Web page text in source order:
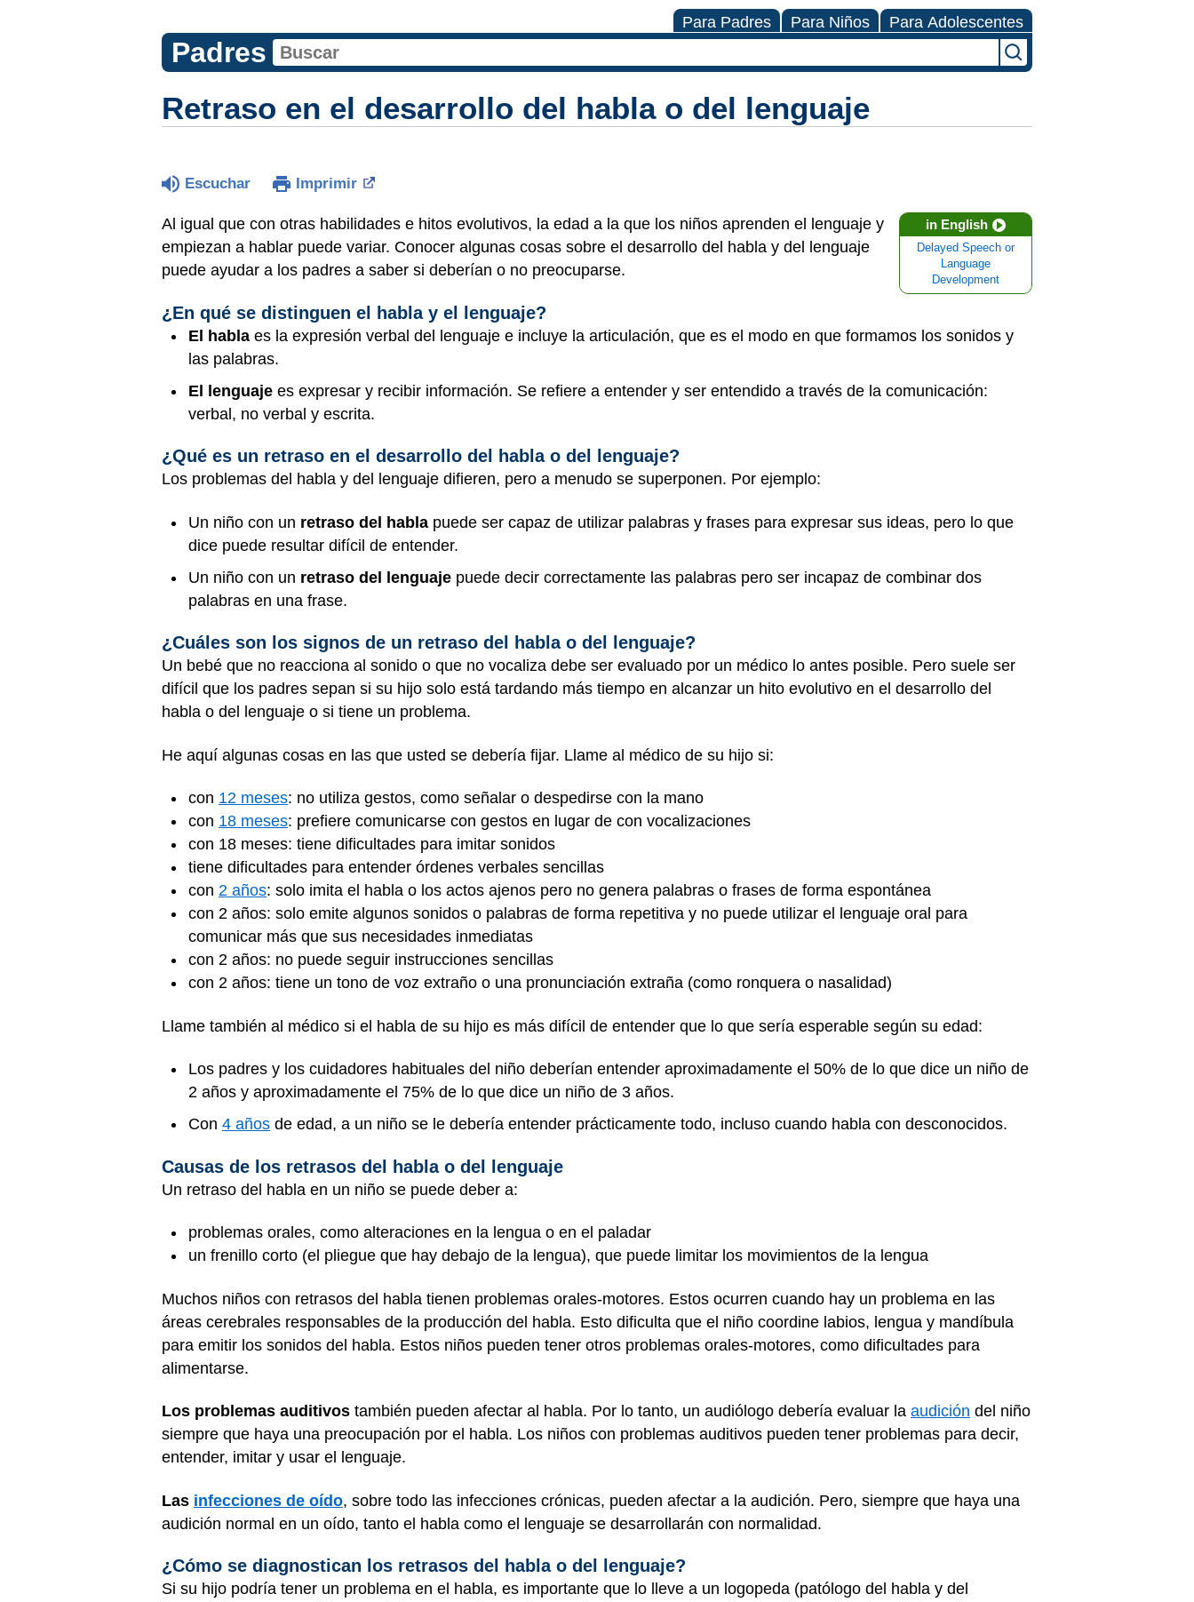
Para Padres Para Niños Para Adolescentes
Padres
Retraso en el desarrollo del habla o del lenguaje
Escuchar Imprimir
in English
Delayed Speech or
Language
Development
Al igual que con otras habilidades e hitos evolutivos, la edad a la que los niños aprenden el lenguaje y
empiezan a hablar puede variar. Conocer algunas cosas sobre el desarrollo del habla y del lenguaje
puede ayudar a los padres a saber si deberían o no preocuparse.
¿En qué se distinguen el habla y el lenguaje?
El habla es la expresión verbal del lenguaje e incluye la articulación, que es el modo en que formamos los sonidos y
las palabras.
El lenguaje es expresar y recibir información. Se refiere a entender y ser entendido a través de la comunicación:
verbal, no verbal y escrita.
¿Qué es un retraso en el desarrollo del habla o del lenguaje?
Los problemas del habla y del lenguaje difieren, pero a menudo se superponen. Por ejemplo:
Un niño con un retraso del habla puede ser capaz de utilizar palabras y frases para expresar sus ideas, pero lo que
dice puede resultar difícil de entender.
Un niño con un retraso del lenguaje puede decir correctamente las palabras pero ser incapaz de combinar dos
palabras en una frase.
¿Cuáles son los signos de un retraso del habla o del lenguaje?
Un bebé que no reacciona al sonido o que no vocaliza debe ser evaluado por un médico lo antes posible. Pero suele ser
difícil que los padres sepan si su hijo solo está tardando más tiempo en alcanzar un hito evolutivo en el desarrollo del
habla o del lenguaje o si tiene un problema.
He aquí algunas cosas en las que usted se debería fijar. Llame al médico de su hijo si:
con 12 meses: no utiliza gestos, como señalar o despedirse con la mano
con 18 meses: prefiere comunicarse con gestos en lugar de con vocalizaciones
con 18 meses: tiene dificultades para imitar sonidos
tiene dificultades para entender órdenes verbales sencillas
con 2 años: solo imita el habla o los actos ajenos pero no genera palabras o frases de forma espontánea
con 2 años: solo emite algunos sonidos o palabras de forma repetitiva y no puede utilizar el lenguaje oral para
comunicar más que sus necesidades inmediatas
con 2 años: no puede seguir instrucciones sencillas
con 2 años: tiene un tono de voz extraño o una pronunciación extraña (como ronquera o nasalidad)
Llame también al médico si el habla de su hijo es más difícil de entender que lo que sería esperable según su edad:
Los padres y los cuidadores habituales del niño deberían entender aproximadamente el 50% de lo que dice un niño de
2 años y aproximadamente el 75% de lo que dice un niño de 3 años.
Con 4 años de edad, a un niño se le debería entender prácticamente todo, incluso cuando habla con desconocidos.
Causas de los retrasos del habla o del lenguaje
Un retraso del habla en un niño se puede deber a:
problemas orales, como alteraciones en la lengua o en el paladar
un frenillo corto (el pliegue que hay debajo de la lengua), que puede limitar los movimientos de la lengua
Muchos niños con retrasos del habla tienen problemas orales-motores. Estos ocurren cuando hay un problema en las
áreas cerebrales responsables de la producción del habla. Esto dificulta que el niño coordine labios, lengua y mandíbula
para emitir los sonidos del habla. Estos niños pueden tener otros problemas orales-motores, como dificultades para
alimentarse.
Los problemas auditivos también pueden afectar al habla. Por lo tanto, un audiólogo debería evaluar la audición del niño
siempre que haya una preocupación por el habla. Los niños con problemas auditivos pueden tener problemas para decir,
entender, imitar y usar el lenguaje.
Las infecciones de oído, sobre todo las infecciones crónicas, pueden afectar a la audición. Pero, siempre que haya una
audición normal en un oído, tanto el habla como el lenguaje se desarrollarán con normalidad.
¿Cómo se diagnostican los retrasos del habla o del lenguaje?
Si su hijo podría tener un problema en el habla, es importante que lo lleve a un logopeda (patólogo del habla y del